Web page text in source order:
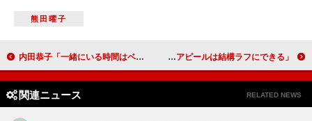
熊田曜子
内田恭子「一緒にいる時間はベタベタしてる」 ママたちに子育てアドバイス 安田美沙子、恋愛質問に真剣回答 「自己アピールは結構ラフにできる」
関連ニュース RELATED NEWS